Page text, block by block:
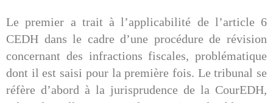
Le premier a trait à l’applicabilité de l’article 6
CEDH dans le cadre d’une procédure de révision
concernant des infractions fiscales, problématique
dont il est saisi pour la première fois. Le tribunal se
réfère d’abord à la jurisprudence de la CourEDH,